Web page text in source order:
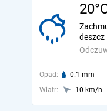
deszcz
Opad: 0.1 mm
Wiatr:
10 km/h